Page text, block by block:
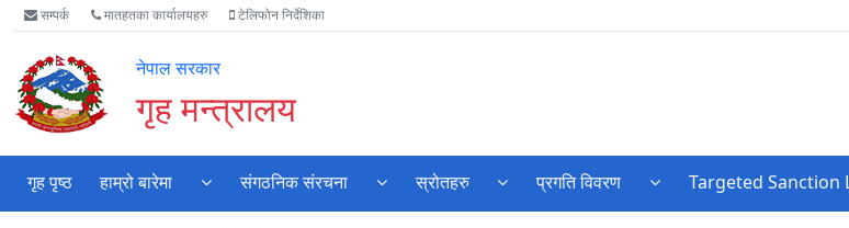
Accessibility
Mode
गर्नुहोस्
मुख्य
सामाग्री
पढ्नुहाेस्
मुख्य
नेभिगेसन
पढ्नुहाेस्
वेबसाइट
खोजमा
जानुहोस्
सम्पर्क मातहतका कार्यालयहरु टेलिफोन निर्देशिका
नेपाल सरकार
गृह मन्त्रालय
गृह पृष्ठ हाम्रो बारेमा संगठनिक संरचना स्रोतहरु प्रगति विवरण Targeted Sanction